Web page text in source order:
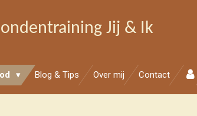
Jij & Ik
Blog & Tips Over mij Contact